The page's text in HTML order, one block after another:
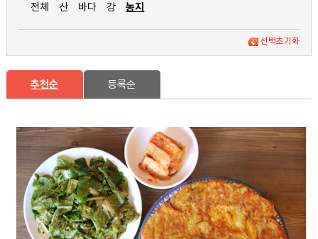
전체 산 바다 강 농지
선택초기화
추천순 등록순